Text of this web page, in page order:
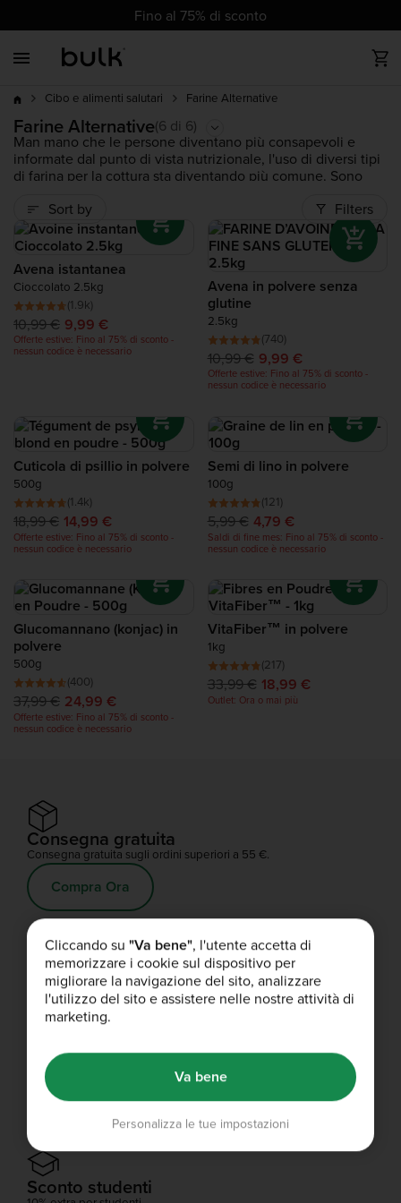
de uk ieeu uk es
Fino al 75% di sconto
I più venduti
Nuovi prodotti
Prodotti di tendenza
Outlet
Tutte le Proteine
Whey Protein
Clear Proteine Di
tendenza
Proteine Vegane
Collagene Proteine
Mass Gainers
Novità
Proteine per Recupero
Complete Food Shake
Barrette Proteiche
Snack Proteici
Cibi e Alimenti Salutari
Tutti i Prodotti Vegani
Proteine In Polvere Vegane
Snack Proteici vegani
Integratori Per Vegani
Complete Food Shake
Vitamine
Minerali
Alimentazione Sportiva
Pre Allenamento
Post Allenamento
Aminoacidi
Carboidrati
Salute e Benessere
Complete Food Shake
Tutti i Perdita di Peso
Frullati Dietetici
Cibi Senza Calorie
Alimenti
Burro di Frutta Secca
Accessori
Abbigliamento
Cibo e alimenti salutari Farine Alternative
Farine Alternative(6 di 6)
Man mano che le persone diventano più consapevoli e
informate dal punto di vista nutrizionale, l'uso di diversi tipi
di farina per la cottura sta diventando più comune. Sono
puoi scegliere tra una varietà di opzioni, dalla Farina di
Cocco alla Farina di Quinoa e di Arachidi.
Tutti i prodottiBulk™sono stati selezionati per i loro
benefici nutrizionali e sono della massima qualità
disponibile.
Sort by Filters
Avena istantanea
Cioccolato 2.5kg
(1.9k)
10,99 € 9,99 €
Offerte estive: Fino al 75% di sconto -
nessun codice è necessario
Avena in polvere senza
glutine
2.5kg
(740)
10,99 € 9,99 €
Offerte estive: Fino al 75% di sconto -
nessun codice è necessario
Cuticola di psillio in polvere
500g
(1.4k)
18,99 € 14,99 €
Offerte estive: Fino al 75% di sconto -
nessun codice è necessario
Semi di lino in polvere
100g
(121)
5,99 € 4,79 €
Saldi di fine mes: Fino al 75% di sconto -
nessun codice è necessario
Glucomannano (konjac) in
polvere
500g
(400)
37,99 € 24,99 €
Offerte estive: Fino al 75% di sconto -
nessun codice è necessario
VitaFiber™ in polvere
1kg
(217)
33,99 € 18,99 €
Outlet: Ora o mai più
Consegna gratuita
Consegna gratuita sugli ordini superiori a 55 €.
Compra Ora
Consiglia i nostri prodotti
Tutti ci guadagnano
Condividi
Bulk Boost
Shopping illimitato. Consegna gratuita. Solo 14,95€ all'anno.
Ottieni il Boost!
Sconto studenti
Cliccando su "Va bene", l'utente accetta di
memorizzare i cookie sul dispositivo per
migliorare la navigazione del sito, analizzare
l'utilizzo del sito e assistere nelle nostre attività di
marketing.
Personalizza le tue impostazioni
Va bene